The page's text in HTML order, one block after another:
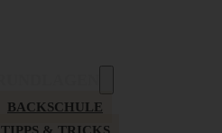
BACKSCHULE